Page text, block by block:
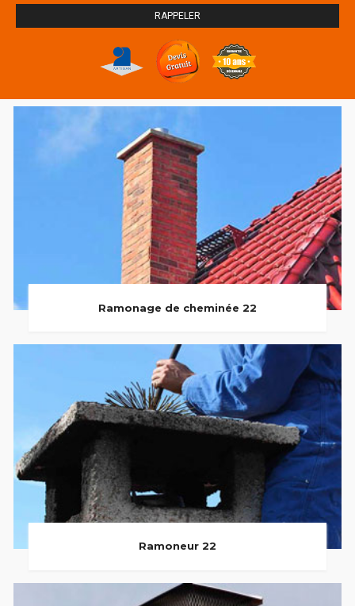
Ramonage de cheminée 22
Ramoneur 22